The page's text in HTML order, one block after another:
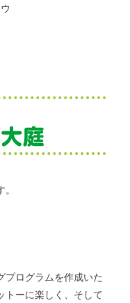
プログラムを作成いた
トーに楽しく、そして